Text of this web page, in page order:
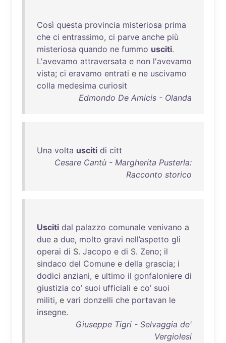
Così questa provincia misteriosa prima
che ci entrassimo, ci parve anche più
misteriosa quando ne fummo usciti.
L'avevamo attraversata e non l'avevamo
vista; ci eravamo entrati e ne uscivamo
colla medesima curiosit
Edmondo De Amicis - Olanda
Una volta usciti di citt
Cesare Cantù - Margherita Pusterla:
Racconto storico
Usciti dal palazzo comunale venivano a
due a due, molto gravi nell’aspetto gli
operai di S. Jacopo e di S. Zeno; il
sindaco del Comune e della grascia; i
dodici anziani, e ultimo il gonfaloniere di
giustizia co’ suoi ufficiali e co’ suoi
militi, e vari donzelli che portavan le
insegne.
Giuseppe Tigri - Selvaggia de'
Vergiolesi